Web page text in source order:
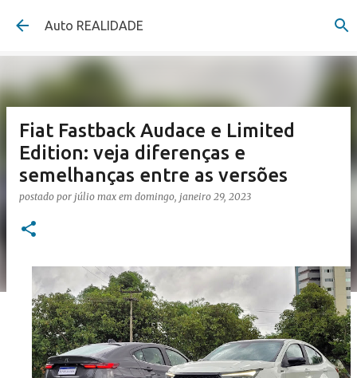
Pular para o conteúdo principal
Auto REALIDADE
Fiat Fastback Audace e Limited
Edition: veja diferenças e
semelhanças entre as versões
postado por júlio max em domingo, janeiro 29, 2023